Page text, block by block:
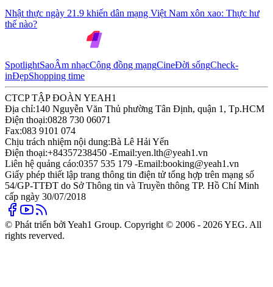
Nhật thực ngày 21.9 khiến dân mạng Việt Nam xôn xao: Thực hư
thế nào?
SpotlightSaoÂm nhạcCộng đồng mạngCineĐời sốngCheck-
inĐẹpShopping time
CTCP TẬP ĐOÀN YEAH1
Địa chỉ:140 Nguyễn Văn Thủ phường Tân Định, quận 1, Tp.HCM
Điện thoại:0828 730 06071
Fax:083 9101 074
Chịu trách nhiệm nội dung:Bà Lê Hải Yến
Điện thoại:+84357238450 -Email:yen.lth@yeah1.vn
Liên hệ quảng cáo:0357 535 179 -Email:booking@yeah1.vn
Giấy phép thiết lập trang thông tin điện tử tổng hợp trên mạng số
54/GP-TTĐT do Sở Thông tin và Truyền thông TP. Hồ Chí Minh
cấp ngày 30/07/2018
© Phát triển bởi Yeah1 Group. Copyright © 2006 - 2026 YEG. All
rights reverved.